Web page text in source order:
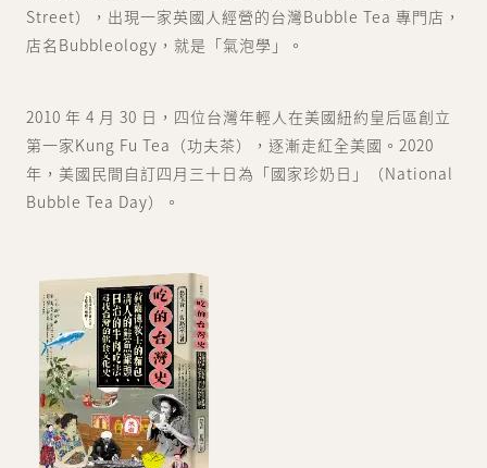
Street），出現一家英國人經營的台灣Bubble Tea 專門店，
店名Bubbleology，就是「氣泡學」。
2010 年 4 月 30 日，四位台灣年輕人在美國紐約皇后區創立
第一家Kung Fu Tea（功夫茶），逐漸走紅全美國。2020
年，美國民間自訂四月三十日為「國家珍奶日」（National
Bubble Tea Day）。